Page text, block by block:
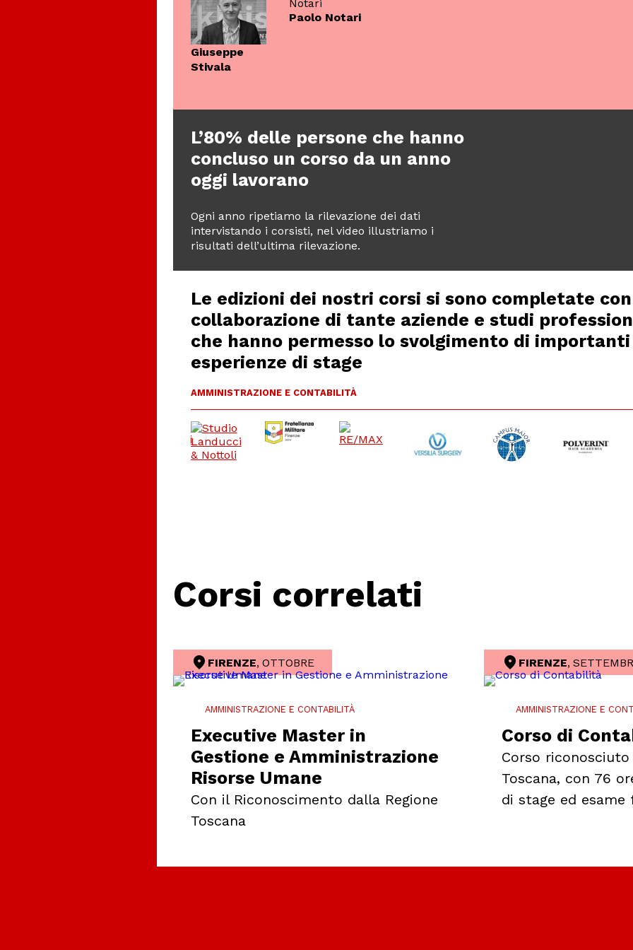
Giuseppe
Stivala
Paolo Notari
L’80% delle persone che hanno
concluso un corso da un anno
oggi lavorano
Ogni anno ripetiamo la rilevazione dei dati
intervistando i corsisti, nel video illustriamo i
risultati dell’ultima rilevazione.
Le edizioni dei nostri corsi si sono completate
collaborazione di tante aziende e studi
che hanno permesso lo svolgimento di importanti
esperienze di stage
AMMINISTRAZIONE E CONTABILITÀ
Corsi correlati
FIRENZE, OTTOBRE
AMMINISTRAZIONE E CONTABILITÀ
Executive Master in
Gestione e Amministrazione
Risorse Umane
Con il Riconoscimento dalla Regione
Toscana
FIRENZE,
AMMINISTRAZIONE E
Corso di
Corso riconosciuto
Toscana, con 76
di stage ed esame